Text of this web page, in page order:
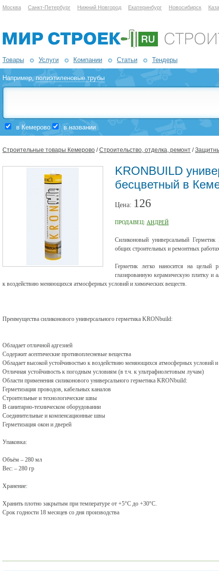
Москва Санкт-Петербург Нижний Новгород Екатеринбург Новосибирск
Товары Услуги Компании Статьи Тендеры
Например,полиэтиленовые трубы
в Кемерово в названии
Строительные товары Кемерово /Строительство, отделка, ремонт /
KRONBUILD
бесцветный в
Цена: 126
ПРОДАВЕЦ: АНДРЕЙ
Силиконовый универсальный
общих строительных и ремонтных
Герметик легко наносится на целый
глазированную керамическую плитку и
к воздействию меняющихся атмосферных условий и химических веществ.
Преимущества силиконового универсального герметика KRONbuild:
Обладает отличной адгезией
Содержит асептические противоплесневые вещества
Обладает высокой устойчивостью к воздействию меняющихся атмосферных условий
Отличная устойчивость к погодным условиям (в т.ч. к ультрафиолетовым лучам)
Области применения силиконового универсального герметика KRONbuild:
Герметизация проводов, кабельных каналов
Строительные и технологические швы
В санитарно-техническом оборудовании
Соединительные и компенсационные швы
Герметизация окон и дверей
Упаковка:
Объём – 280 мл
Вес: – 280 гр
Хранение:
Хранить плотно закрытым при температуре от +5°C до +30°C.
Срок годности 18 месяцев со дня производства